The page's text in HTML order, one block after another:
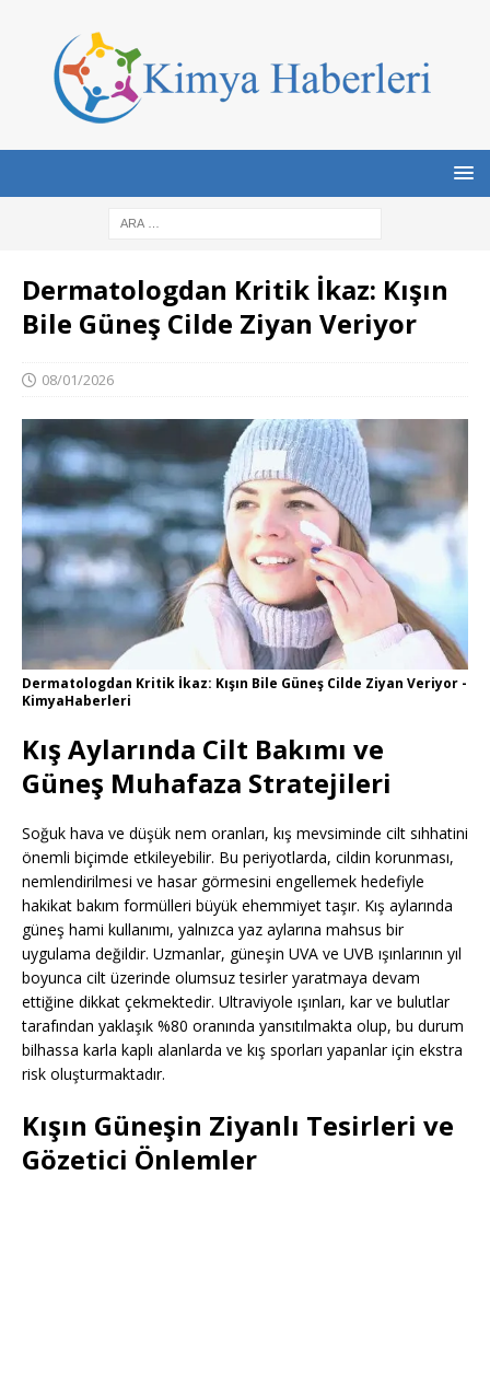
Dermatologdan Kritik İkaz: Kışın
Bile Güneş Cilde Ziyan Veriyor
08/01/2026
Dermatologdan Kritik İkaz: Kışın Bile Güneş Cilde Ziyan Veriyor -
KimyaHaberleri
Kış Aylarında Cilt Bakımı ve
Güneş Muhafaza Stratejileri
Soğuk hava ve düşük nem oranları, kış mevsiminde cilt sıhhatini
önemli biçimde etkileyebilir. Bu periyotlarda, cildin korunması,
nemlendirilmesi ve hasar görmesini engellemek hedefiyle
hakikat bakım formülleri büyük ehemmiyet taşır. Kış aylarında
güneş hami kullanımı, yalnızca yaz aylarına mahsus bir
uygulama değildir. Uzmanlar, güneşin UVA ve UVB ışınlarının yıl
boyunca cilt üzerinde olumsuz tesirler yaratmaya devam
ettiğine dikkat çekmektedir. Ultraviyole ışınları, kar ve bulutlar
tarafından yaklaşık %80 oranında yansıtılmakta olup, bu durum
bilhassa karla kaplı alanlarda ve kış sporları yapanlar için ekstra
risk oluşturmaktadır.
Kışın Güneşin Ziyanlı Tesirleri ve
Gözetici Önlemler